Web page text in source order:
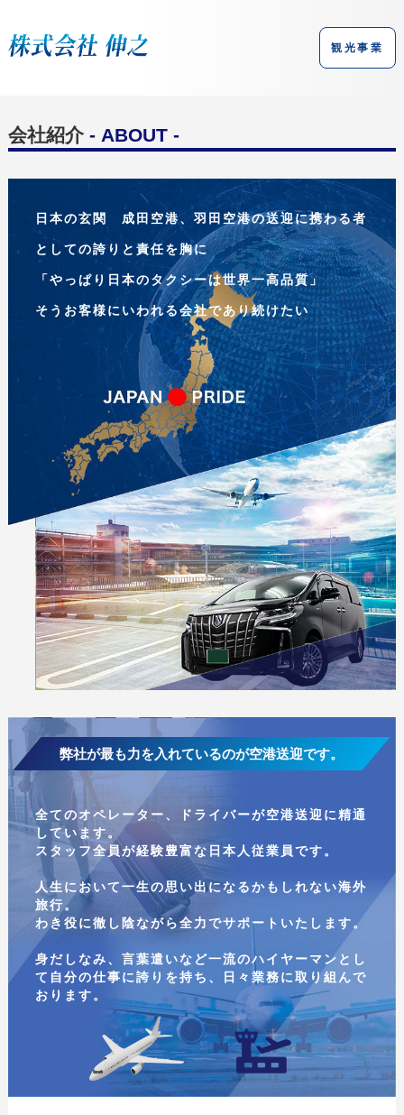
観光事業
会社紹介 - ABOUT -
日本の玄関 成田空港、羽田空港の送迎に携わる者
としての誇りと責任を胸に
「やっぱり日本のタクシーは世界一高品質」
そうお客様にいわれる会社であり続けたい
弊社が最も力を入れているのが空港送迎です。
全てのオペレーター、ドライバーが空港送迎に精通
しています。
スタッフ全員が経験豊富な日本人従業員です。
人生において一生の思い出になるかもしれない海外
旅行。
わき役に徹し陰ながら全力でサポートいたします。
身だしなみ、言葉遣いなど一流のハイヤーマンとし
て自分の仕事に誇りを持ち、日々業務に取り組んで
おります。